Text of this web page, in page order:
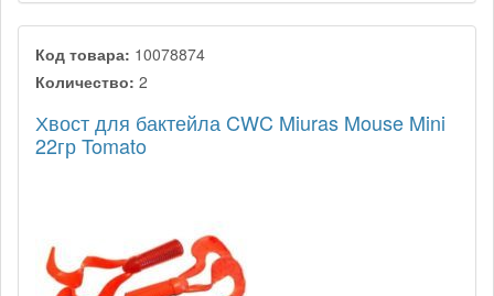
Код товара: 10078874
Количество: 2
Хвост для бактейла CWC Miuras Mouse Mini
22гр Tomato